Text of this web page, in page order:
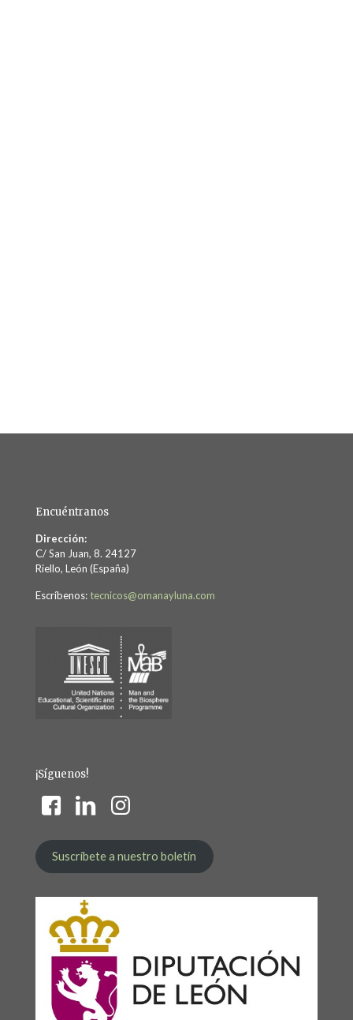
Encuéntranos
Dirección:
C/ San Juan, 8. 24127
Riello, León (España)
Escríbenos: tecnicos@omanayluna.com
¡Síguenos!
Suscríbete a nuestro boletín